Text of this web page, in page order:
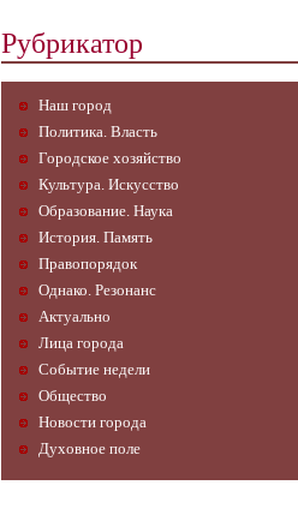
Рубрикатор
Наш город
Политика. Власть
Городское хозяйство
Культура. Искусство
Образование. Наука
История. Память
Правопорядок
Однако. Резонанс
Актуально
Лица города
Событие недели
Общество
Новости города
Духовное поле